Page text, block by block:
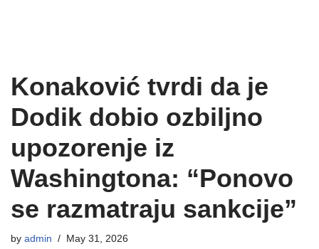
Konaković tvrdi da je
Dodik dobio ozbiljno
upozorenje iz
Washingtona: “Ponovo
se razmatraju sankcije”
by admin May 31, 2026